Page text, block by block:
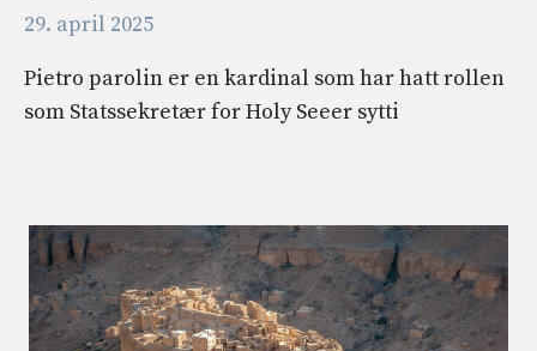
29. april 2025
Pietro parolin er en kardinal som har hatt rollen
som Statssekretær for Holy Seeer sytti